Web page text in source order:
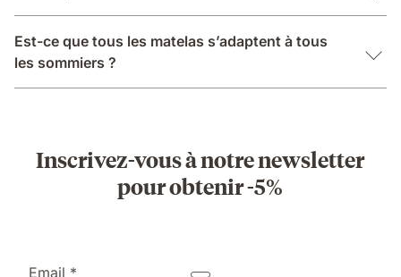
Est-ce que tous les matelas s’adaptent à tous
les sommiers ?
Inscrivez-vous à notre newsletter
pour obtenir -5%
Email *